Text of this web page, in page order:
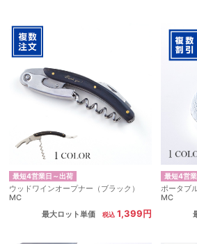
最短4営業日～出荷
ウッドワインオープナー（ブラック）
MC
最大ロット単価
1,399円
最短4営
ポータブ
MC